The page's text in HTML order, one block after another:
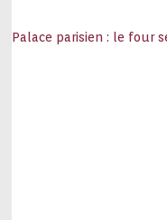
Palace parisien : le four